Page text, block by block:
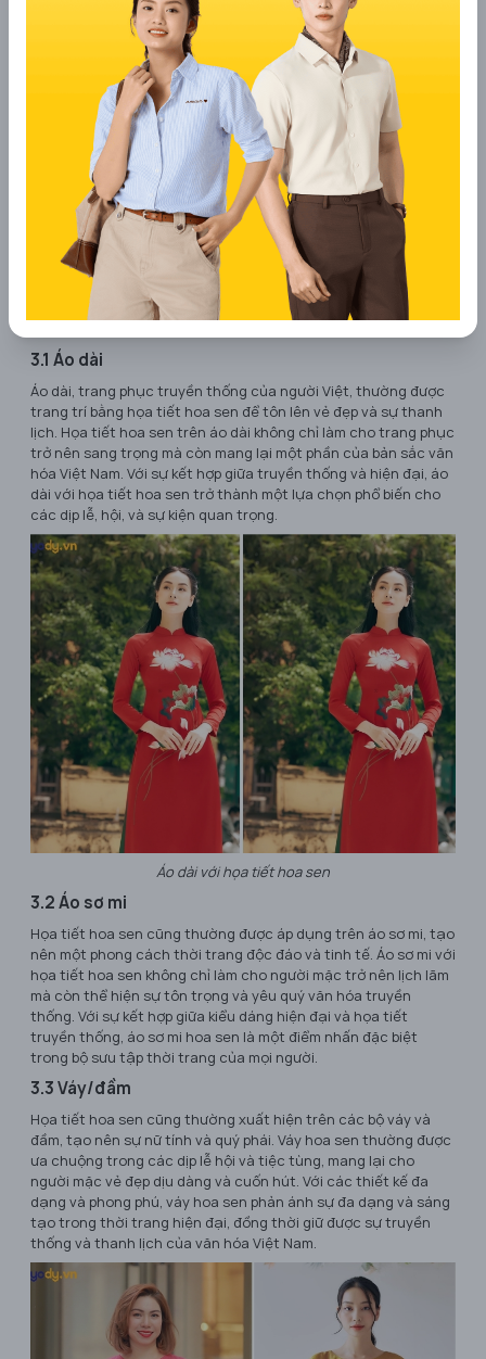
Ý nghĩa màu sắc của hoa sen
3. Phong cách thời trang với hoạ tiết hoa
Họa tiết hoa sen không chỉ làm cho trang phục trở nên đẹp
mắt mà còn mang lại một phần của vẻ đẹp truyền thống và
tinh tế. Dưới đây là một số cách mà hoa tiết hoa sen được áp
3.1 Áo dài
Áo dài, trang phục truyền thống của người Việt, thường được
trang trí bằng họa tiết hoa sen để tôn lên vẻ đẹp và sự thanh
lịch. Họa tiết hoa sen trên áo dài không chỉ làm cho trang phục
trở nên sang trọng mà còn mang lại một phần của bản sắc văn
hóa Việt Nam. Với sự kết hợp giữa truyền thống và hiện đại, áo
dài với họa tiết hoa sen trở thành một lựa chọn phổ biến cho
các dịp lễ, hội, và sự kiện quan trọng.
Áo dài với họa tiết hoa sen
3.2 Áo sơ mi
Họa tiết hoa sen cũng thường được áp dụng trên áo sơ mi, tạo
nên một phong cách thời trang độc đáo và tinh tế. Áo sơ mi với
họa tiết hoa sen không chỉ làm cho người mặc trở nên lịch lãm
mà còn thể hiện sự tôn trọng và yêu quý văn hóa truyền
thống. Với sự kết hợp giữa kiểu dáng hiện đại và họa tiết
truyền thống, áo sơ mi hoa sen là một điểm nhấn đặc biệt
trong bộ sưu tập thời trang của mọi người.
3.3 Váy/đầm
Họa tiết hoa sen cũng thường xuất hiện trên các bộ váy và
đầm, tạo nên sự nữ tính và quý phái. Váy hoa sen thường được
ưa chuộng trong các dịp lễ hội và tiệc tùng, mang lại cho
người mặc vẻ đẹp dịu dàng và cuốn hút. Với các thiết kế đa
dạng và phong phú, váy hoa sen phản ánh sự đa dạng và sáng
tạo trong thời trang hiện đại, đồng thời giữ được sự truyền
thống và thanh lịch của văn hóa Việt Nam.